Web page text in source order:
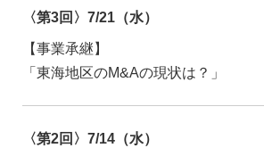
〈第3回〉7/21（水）
【事業承継】
「東海地区のM&Aの現状は？」
〈第2回〉7/14（水）